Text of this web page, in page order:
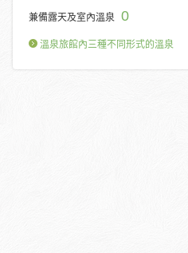
兼備露天及室內溫泉 0
溫泉旅館內三種不同形式的溫泉